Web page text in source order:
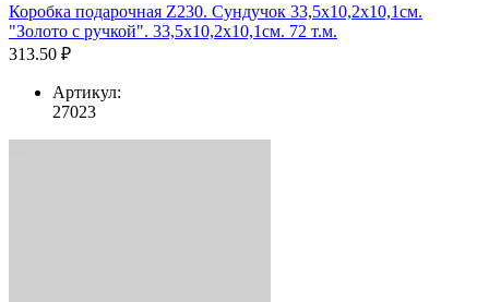
Коробка подарочная Z230. Сундучок 33,5х10,2х10,1см.
"Золото с ручкой". 33,5х10,2х10,1см. 72 т.м.
313.50 ₽
Артикул:
27023